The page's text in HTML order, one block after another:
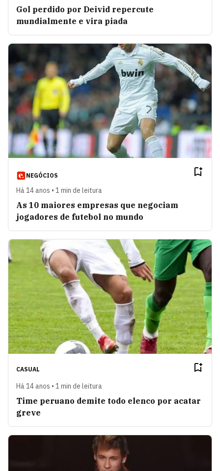
Gol perdido por Deivid repercute
mundialmente e vira piada
NEGÓCIOS
Há 14 anos • 1 min de leitura
As 10 maiores empresas que negociam
jogadores de futebol no mundo
CASUAL
Há 14 anos • 1 min de leitura
Time peruano demite todo elenco por acatar
greve